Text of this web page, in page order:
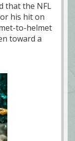
that the NFL
his hit on
to-helmet
toward a